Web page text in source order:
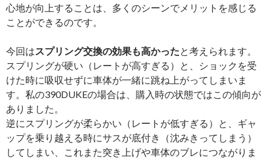
心地が向上することは、多くのシーンでメリットを感じる
ことができるのです。
今回はスプリング交換の効果も高かったと考えられます。
スプリングが硬い（レートが高すぎる）と、ショックを受
けた時に吸収せずに車体が一緒に跳ね上がってしまいま
す。私の390DUKEの場合は、購入時の状態ではこの傾向が
ありました。
逆にスプリングが柔らかい（レートが低すぎる）と、ギャ
ップを乗り越える時にサスが底付き（沈みきってしまう）
してしまい、これまた突き上げや車体のブレにつながりま